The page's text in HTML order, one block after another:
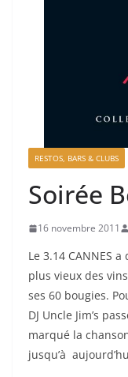
RESTOS, BARS & CLUBS
Soirée
16 novembre 2011
Le 3.14 CANNES
plus vieux des
ses 60 bougies.
DJ Uncle Jim’s
marqué la
jusqu’à